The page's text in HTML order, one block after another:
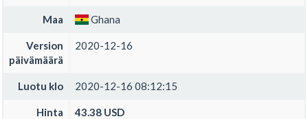
Maa Ghana
Version
päivämäärä
2020-12-16
Luotu klo 2020-12-16 08:12:15
Hinta
43.38 USD